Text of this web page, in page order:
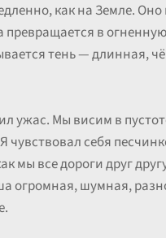
как на Земле.
в огненную
тень — длинная,
ужас. Мы висим в
себя
мы все дороги друг
огромная, шумная,